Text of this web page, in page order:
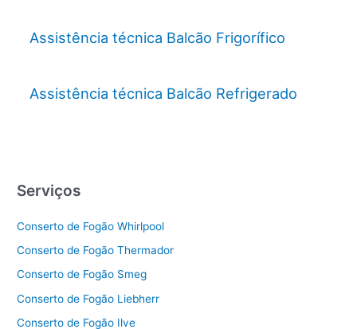
Assistência técnica Balcão Frigorífico
Assistência técnica Balcão Refrigerado
Serviços
Conserto de Fogão Whirlpool
Conserto de Fogão Thermador
Conserto de Fogão Smeg
Conserto de Fogão Liebherr
Conserto de Fogão Ilve